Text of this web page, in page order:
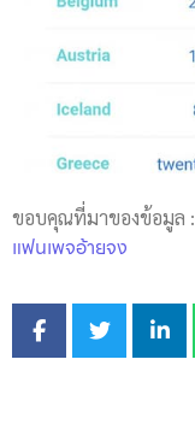
ขอบคุณที่มาของข้อมูล :
แฟนเพจอ้ายจง